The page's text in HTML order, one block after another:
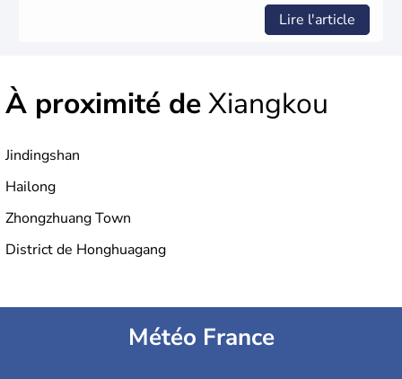
Lire l'article
À proximité deXiangkou
Jindingshan
Hailong
Zhongzhuang Town
District de Honghuagang
Météo France